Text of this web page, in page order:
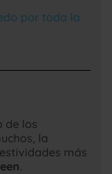
por toda la
de los
la
más
.